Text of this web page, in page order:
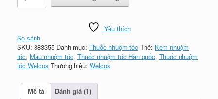
tóc
Hàn
Quốc,
thảo
dược,
bạc
100%
Yêu thích
So sánh
SKU: 883355 Danh mục: Thuốc nhuộm tóc Thẻ: Kem nhuộm
tóc, Màu nhuộm tóc, Thuốc nhuộm tóc Hàn quốc, Thuốc nhuộm
tóc Welcos Thương hiệu: Welcos
Mô tả Đánh giá (1)